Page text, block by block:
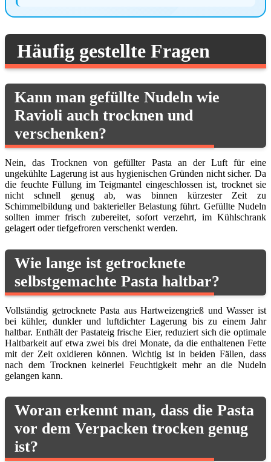
Häufig gestellte Fragen
Kann man gefüllte Nudeln wie
Ravioli auch trocknen und
verschenken?
Nein, das Trocknen von gefüllter Pasta an der Luft für eine
ungekühlte Lagerung ist aus hygienischen Gründen nicht sicher. Da
die feuchte Füllung im Teigmantel eingeschlossen ist, trocknet sie
nicht schnell genug ab, was binnen kürzester Zeit zu
Schimmelbildung und bakterieller Belastung führt. Gefüllte Nudeln
sollten immer frisch zubereitet, sofort verzehrt, im Kühlschrank
gelagert oder tiefgefroren verschenkt werden.
Wie lange ist getrocknete
selbstgemachte Pasta haltbar?
Vollständig getrocknete Pasta aus Hartweizengrieß und Wasser ist
bei kühler, dunkler und luftdichter Lagerung bis zu einem Jahr
haltbar. Enthält der Pastateig frische Eier, reduziert sich die optimale
Haltbarkeit auf etwa zwei bis drei Monate, da die enthaltenen Fette
mit der Zeit oxidieren können. Wichtig ist in beiden Fällen, dass
nach dem Trocknen keinerlei Feuchtigkeit mehr an die Nudeln
gelangen kann.
Woran erkennt man, dass die Pasta
vor dem Verpacken trocken genug
ist?